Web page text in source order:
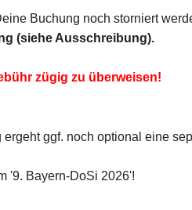
Buchung noch storniert
(siehe Ausschreibung).
zügig zu überweisen!
ggf. noch optional eine
'9. Bayern-DoSi 2026'!